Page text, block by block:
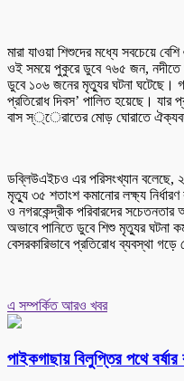
মারা যাওয়া শিশুদের মধ্যে সবচেয়ে
ওই সময়ে পুকুরে ডুবে ৭৬৫ জন, নদীতে
ডুবে ১০৬ জনের মৃত্যুর ঘটনা ঘটেছে।
প্রতিরোধ দিবস’ পালিত হয়েছে। যার
বাস স্্েরাতের মোড় ঘোরাতে
ডব্লিউএইচও এর পরিসংখ্যান বলেছে,
মৃত্যু ৩৫ শতাংশ কমানোর লক্ষ্য
ও নগরকেন্দ্রীক পরিবারদের
অভাবে পানিতে ডুবে শিশু মৃত্যুর ঘটনা
বেসরকারিভাবে প্রতিরোধ ব্যবস্থা
এ সম্পর্কিত আরও খবর
পাইকগাছায় বিলুপ্তির পথে